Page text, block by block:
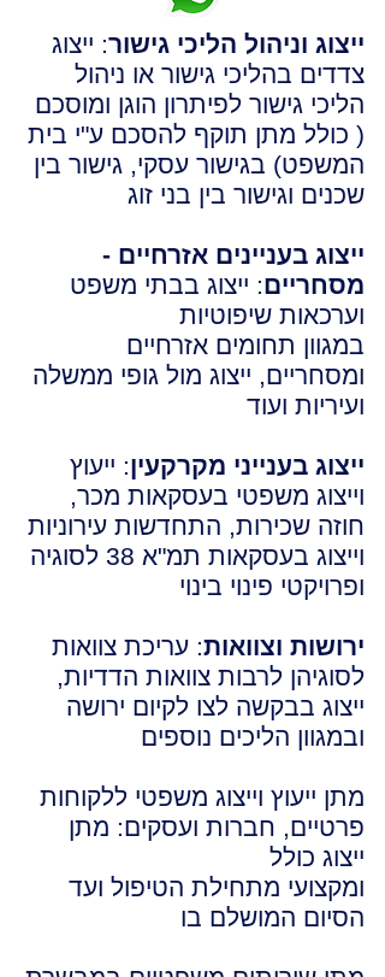
ייצוג וניהול הליכי גישור: ייצוג
צדדים בהליכי גישור או ניהול
הליכי גישור לפיתרון הוגן ומוסכם
( כולל מתן תוקף להסכם ע"י בית
המשפט) בגישור עסקי, גישור בין
שכנים וגישור בין בני זוג
ייצוג בעניינים אזרחיים -
מסחריים: ייצוג בבתי משפט
וערכאות שיפוטיות
במגוון תחומים אזרחיים
ומסחריים, ייצוג מול גופי ממשלה
ועיריות ועוד
ייצוג בענייני מקרקעין: ייעוץ
וייצוג משפטי בעסקאות מכר,
חוזה שכירות, התחדשות עירוניות
וייצוג בעסקאות תמ"א 38 לסוגיה
ופרויקטי פינוי בינוי
ירושות וצוואות: עריכת צוואות
לסוגיהן לרבות צוואות הדדיות,
ייצוג בבקשה לצו לקיום ירושה
ובמגוון הליכים נוספים
מתן ייעוץ וייצוג משפטי ללקוחות
פרטיים, חברות ועסקים: מתן
ייצוג כולל
ומקצועי מתחילת הטיפול ועד
הסיום המושלם בו